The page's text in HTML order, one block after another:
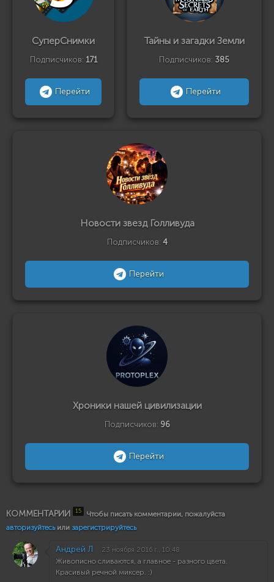
СуперСнимки
Подписчиков: 171
Перейти
Тайны и загадки Земли
Подписчиков: 385
Перейти
Новости звезд Голливуда
Подписчиков: 4
Перейти
Хроники нашей цивилизации
Подписчиков: 96
Перейти
КОММЕНТАРИИ 15
Чтобы писать комментарии, пожалуйста
авторизуйтесьили зарегистрируйтесь
Андрей Л 23 ноября 2016 г., 10:48
Живописно сливаются, а главное - разного цвета.
Красивый речной миксер. :)